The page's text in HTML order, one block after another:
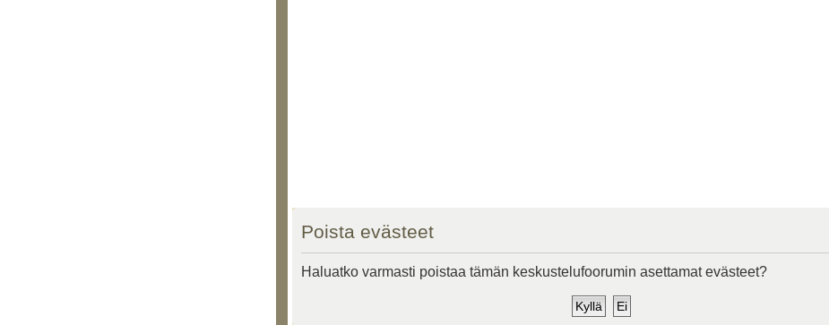
Poista evästeet
Haluatko varmasti poistaa tämän keskustelufoorumin asettamat evästeet?